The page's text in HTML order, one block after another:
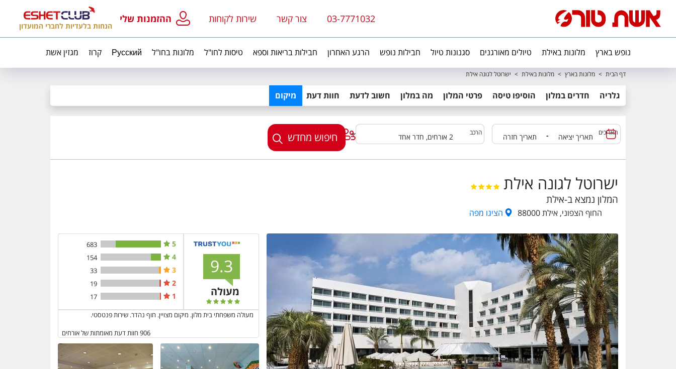
03-7771032 צור קשר שירות לקוחות ההזמנות שלי
הנחות בלעדיות לחברי המועדון
נופש בארץ מלונות באילת טיולים מאורגנים סגנונות טיול חבילות נופש הרגע האחרון חבילות בריאות וספא טיסות לחו"ל מלונות בחו"ל Русский קרוז מגזין אשת
דף הבית > מלונות בארץ > מלונות באילת > ישרוטל לגונה אילת
גלריה חדרים במלון הוסיפו טיסה פרטי המלון מה במלון חשוב לדעת חוות דעת מיקום
תאריכים - הרכב חיפוש מחדש
ישרוטל לגונה אילת
המלון נמצא ב-אילת
הציגו מפה החוף הצפוני, אילת 88000
9.3
מעולה
5
683
4
154
3
33
2
19
1
17
מעולה משפחתי בית מלון. מיקום מצויין. חוף נהדר. שירות פנטסטי.
906 חוות דעת מאומתות של אורחים